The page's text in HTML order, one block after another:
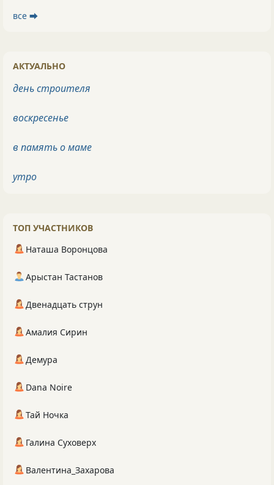
все ⮕
АКТУАЛЬНО
день строителя
воскресенье
в память о маме
утро
ТОП УЧАСТНИКОВ
Наташа Воронцова
Арыстан Тастанов
Двенадцать струн
Амалия Сирин
Демура
Dana Noire
Тай Ночка
Галина Суховерх
Валентина_Захарова